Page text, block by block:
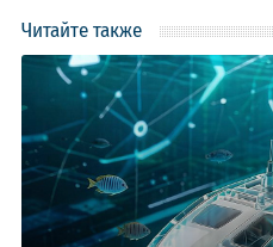
Читайте также